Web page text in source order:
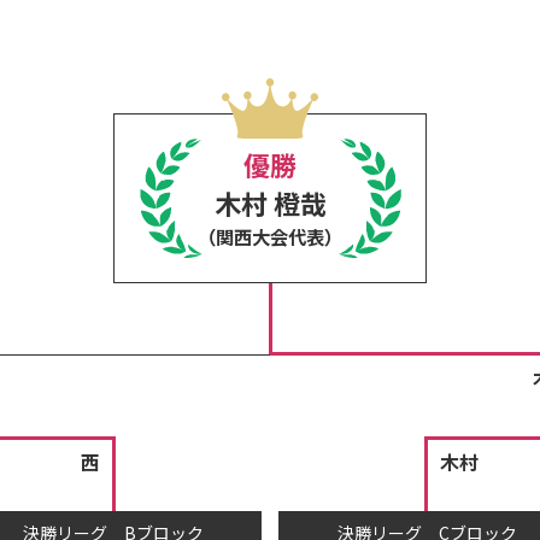
優勝
木村 橙哉
（関西大会代表）
西 木村
決勝リーグ Bブロック 決勝リーグ Cブロック